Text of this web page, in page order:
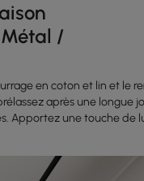
/
en coton et lin et le
après une longue
Apportez une touche de